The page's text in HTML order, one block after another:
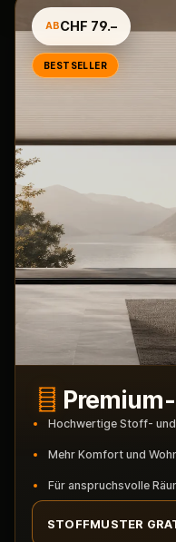
ABCHF 79.–
BESTSELLER
Hochwertige Stoff-
Mehr Komfort und
Für anspruchsvolle
STOFFMUSTER